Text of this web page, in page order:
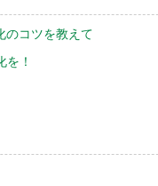
のコツを教えて
！